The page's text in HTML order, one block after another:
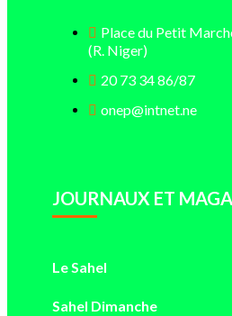
Place du Petit
(R. Niger)
20 73 34 86/87
onep@intnet.ne
JOURNAUX ET
Le Sahel
Sahel Dimanche